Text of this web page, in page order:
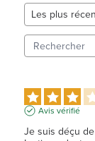
Avis vérifié
Je suis déçu